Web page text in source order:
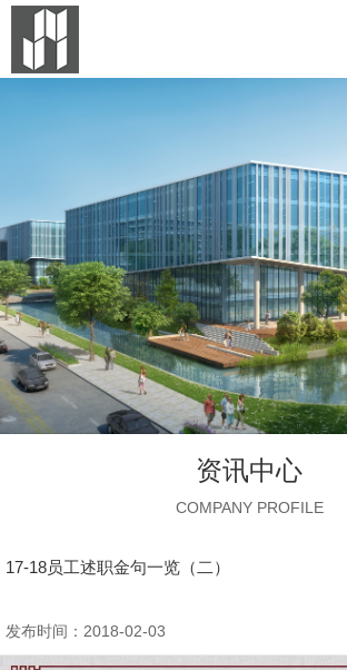
资讯中心
COMPANY PROFILE
17-18员工述职金句一览（二）
发布时间：2018-02-03